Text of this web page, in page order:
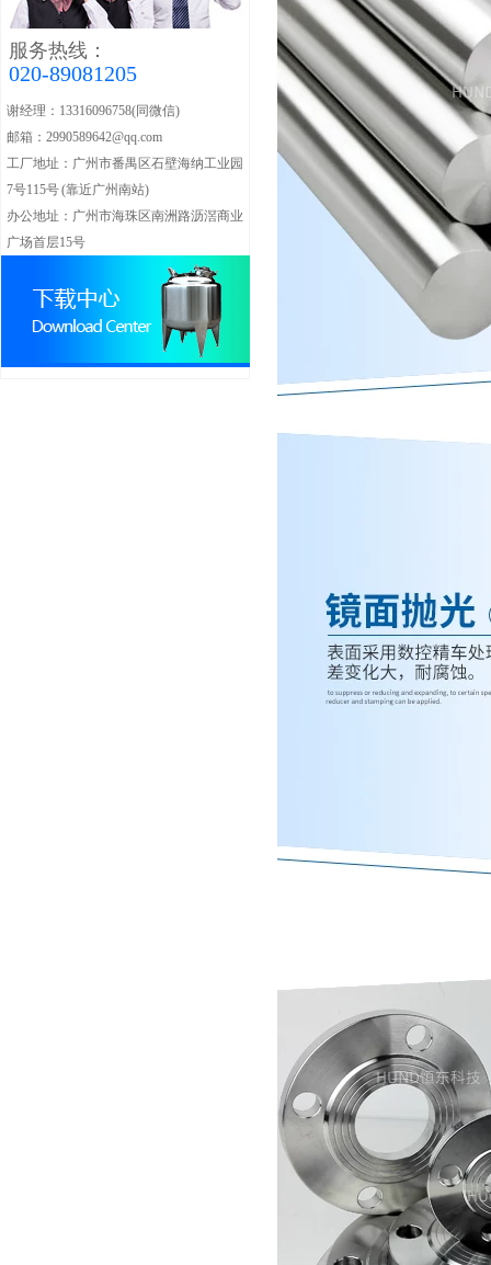
服务热线：
020-89081205
谢经理：13316096758(同微信)
邮箱：2990589642@qq.com
工厂地址：广州市番禺区石壁海纳工业园
7号115号 (靠近广州南站)
办公地址：广州市海珠区南洲路沥滘商业
广场首层15号